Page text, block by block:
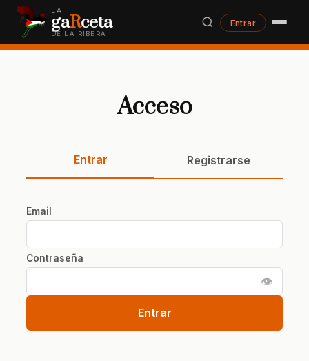
LA
gaRceta
DE LA RIBERA
Entrar
Acceso
Entrar Registrarse
Email
Contraseña
👁
Entrar